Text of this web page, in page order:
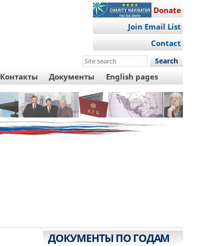
Donate
Join Email List
Contact
Search
site
Контакты Документы English pages
ДОКУМЕНТЫ ПО ГОДАМ